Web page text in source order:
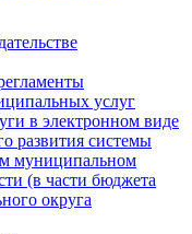
услуг
в электронном виде
развития системы
муниципальном
(в части бюджета
округа